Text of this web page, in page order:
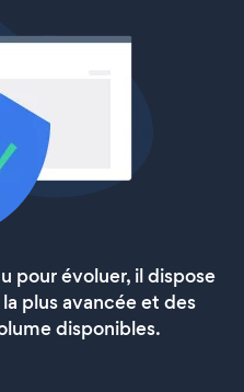
pour évoluer, il dispose
plus avancée et des
disponibles.